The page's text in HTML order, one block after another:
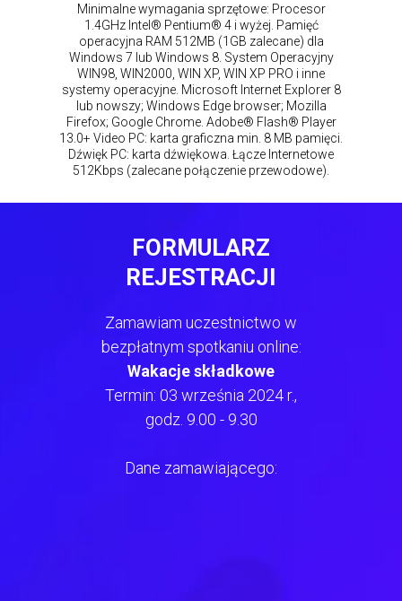
Minimalne wymagania sprzętowe: Procesor
1.4GHz Intel® Pentium® 4 i wyżej. Pamięć
operacyjna RAM 512MB (1GB zalecane) dla
Windows 7 lub Windows 8. System Operacyjny
WIN98, WIN2000, WIN XP, WIN XP PRO i inne
systemy operacyjne. Microsoft Internet Explorer 8
lub nowszy; Windows Edge browser; Mozilla
Firefox; Google Chrome. Adobe® Flash® Player
13.0+ Video PC: karta graficzna min. 8 MB pamięci.
Dźwięk PC: karta dźwiękowa. Łącze Internetowe
512Kbps (zalecane połączenie przewodowe).
FORMULARZ
REJESTRACJI
Zamawiam uczestnictwo w
bezpłatnym spotkaniu online:
Wakacje składkowe
Termin: 03 września 2024 r.,
godz. 9.00 - 9.30
Dane zamawiającego: